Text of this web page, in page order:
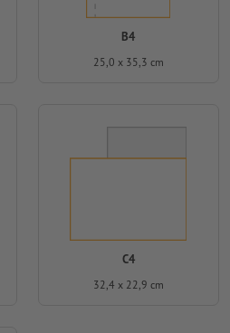
B4
25,0 x 35,3 cm
C4
32,4 x 22,9 cm